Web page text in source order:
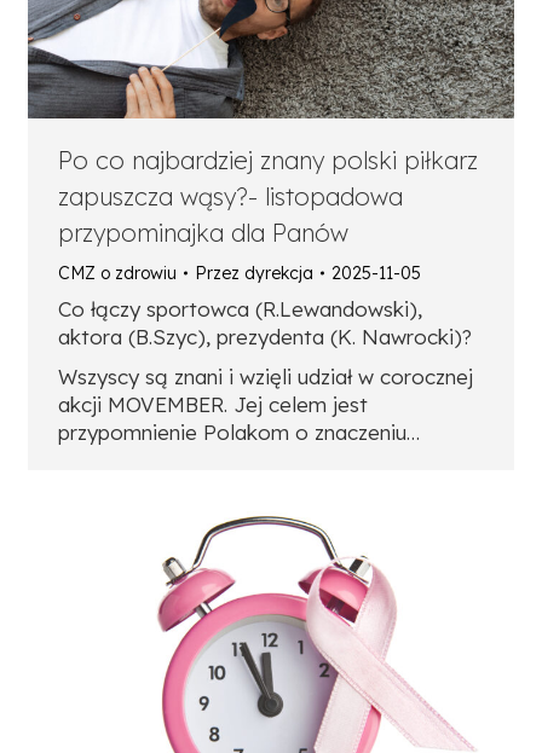
Po co najbardziej znany polski piłkarz
zapuszcza wąsy?- listopadowa
przypominajka dla Panów
CMZ o zdrowiu Przez dyrekcja 2025-11-05
Co łączy sportowca (R.Lewandowski),
aktora (B.Szyc), prezydenta (K. Nawrocki)?
Wszyscy są znani i wzięli udział w corocznej
akcji MOVEMBER. Jej celem jest
przypomnienie Polakom o znaczeniu…